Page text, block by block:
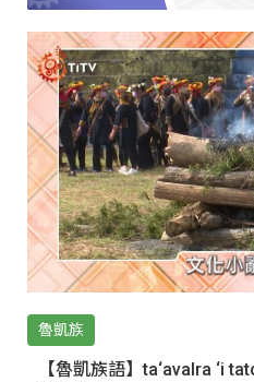
魯凱族
【魯凱族語】ta‘avalra ‘i